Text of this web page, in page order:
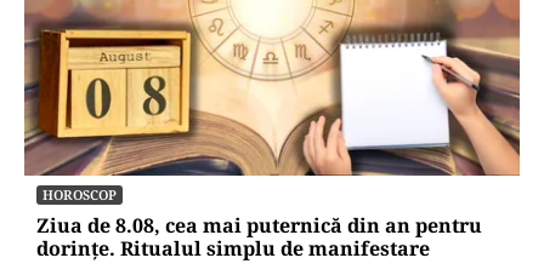
HOROSCOP
Ziua de 8.08, cea mai puternică din an pentru
dorințe. Ritualul simplu de manifestare